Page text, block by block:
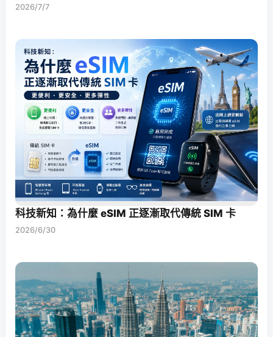
2026/7/7
科技新知：為什麼 eSIM 正逐漸取代傳統 SIM 卡
2026/6/30